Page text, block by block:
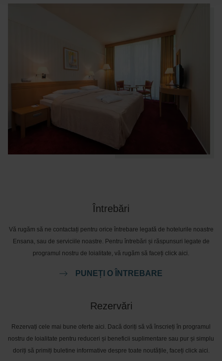
Întrebări
Vă rugăm să ne contactați pentru orice întrebare legată de hotelurile noastre
Ensana, sau de serviciile noastre. Pentru întrebări și răspunsuri legate de
programul nostru de loialitate, vă rugăm să faceți click aici.
PUNEȚI O ÎNTREBARE
Rezervări
Rezervați cele mai bune oferte aici. Dacă doriți să vă înscrieți în programul
nostru de loialitate pentru reduceri și beneficii suplimentare sau pur și simplu
doriți să primiți buletine informative despre toate noutățile, faceți click aici.